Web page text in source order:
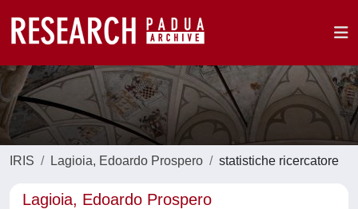
IRIS Lagioia, Edoardo Prospero statistiche ricercatore
Lagioia, Edoardo Prospero